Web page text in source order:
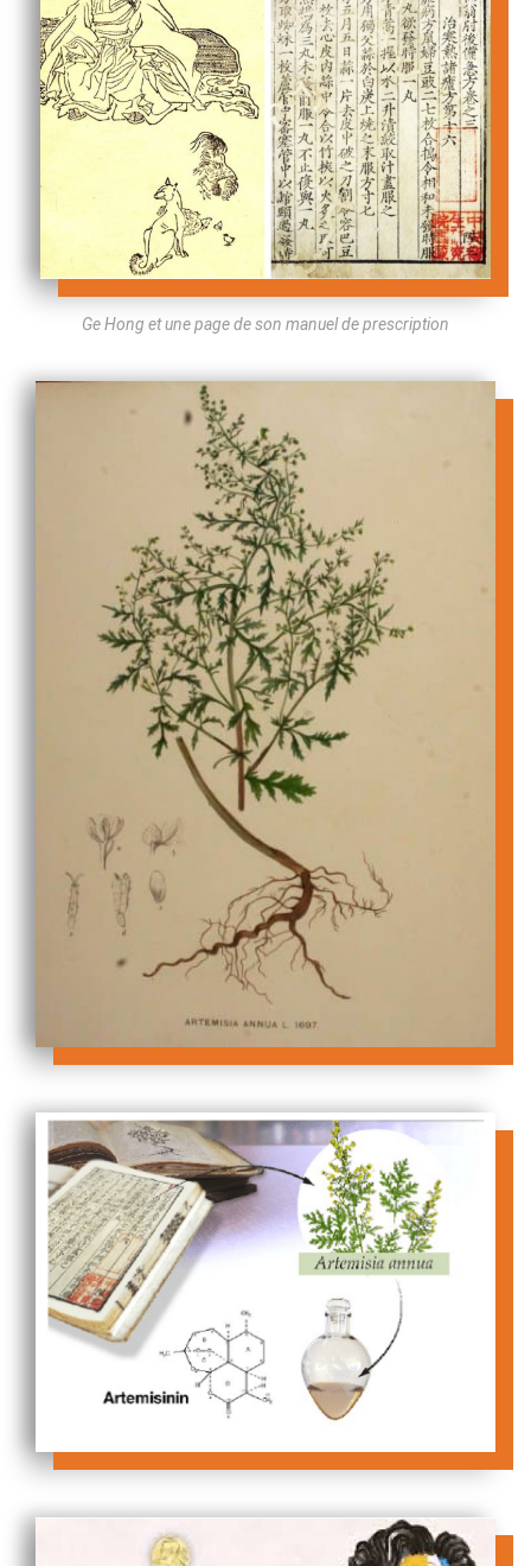
Ge Hong et une page de son manuel de prescription